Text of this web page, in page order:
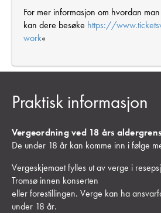
For mer informasjon om hvordan
kan dere besøke https://
work«
Praktisk informasjon
Vergeordning ved 18 års
De under 18 år kan komme inn i følge
Vergeskjemaet fylles ut av verge i
Tromsø innen konserten
eller forestillingen. Verge kan ha
under 18 år.